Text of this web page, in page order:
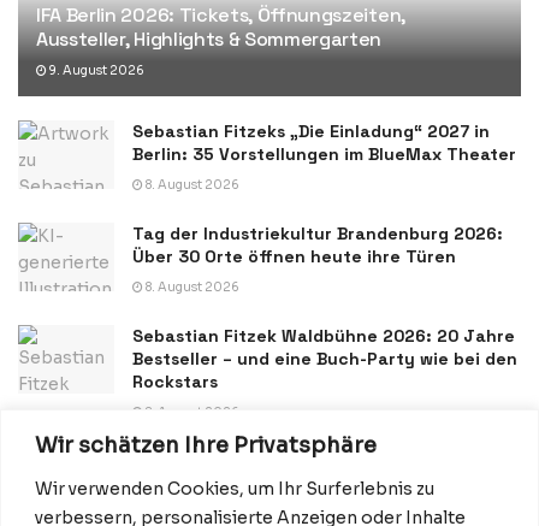
Wir schätzen Ihre Privatsphäre
Wir verwenden Cookies, um Ihr Surferlebnis zu
verbessern, personalisierte Anzeigen oder Inhalte
IFA Berlin 2026: Tickets, Öffnungszeiten,
Aussteller, Highlights & Sommergarten
9. August 2026
Sebastian Fitzeks „Die Einladung“ 2027 in
Berlin: 35 Vorstellungen im BlueMax Theater
8. August 2026
Tag der Industriekultur Brandenburg 2026:
Über 30 Orte öffnen heute ihre Türen
8. August 2026
Sebastian Fitzek Waldbühne 2026: 20 Jahre
Bestseller – und eine Buch-Party wie bei den
Rockstars
8. August 2026